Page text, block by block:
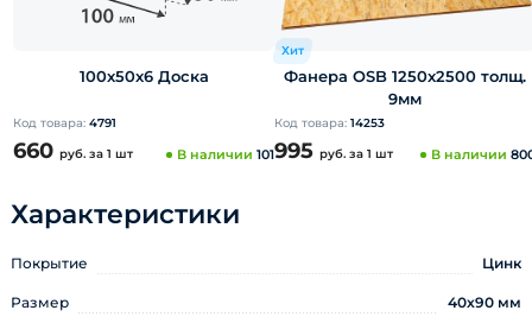
100х50х6 Доска
Код товара: 4791
660 руб. за 1 шт В наличии 101
Хит
Фанера OSB 1250х2500 толщ.
9мм
Код товара: 14253
995 руб. за 1 шт В наличии
Характеристики
Покрытие Цинк
Размер 40х90 мм